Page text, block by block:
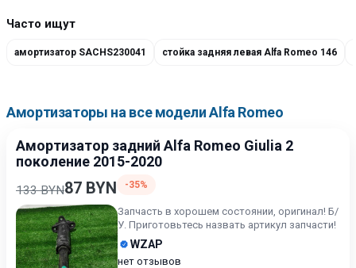
Часто ищут
амортизатор SACHS230041 стойка задняя левая Alfa Romeo 146
Амортизаторы на все модели Alfa Romeo
Амортизатор задний Alfa Romeo Giulia 2
поколение 2015-2020
133 BYN87 BYN -35%
Запчасть в хорошем состоянии, оригинал! Б/
У. Приготовьтесь назвать артикул запчасти!
WZAP
нет отзывов